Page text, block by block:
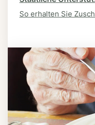
So erhalten Sie